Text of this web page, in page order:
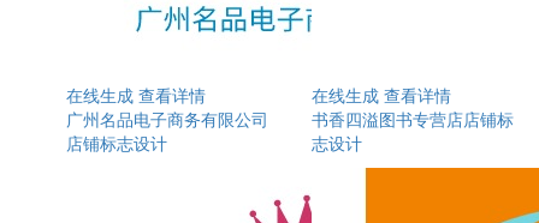
在线生成 查看详情
广州名品电子商务有限公司
店铺标志设计
在线生成 查看详情
书香四溢图书专营店店铺标
志设计